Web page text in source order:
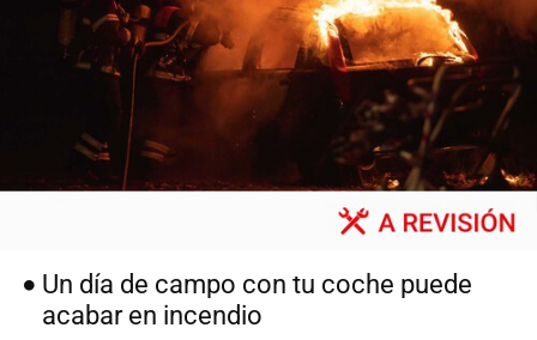
Un día de campo con tu coche puede
acabar en incendio